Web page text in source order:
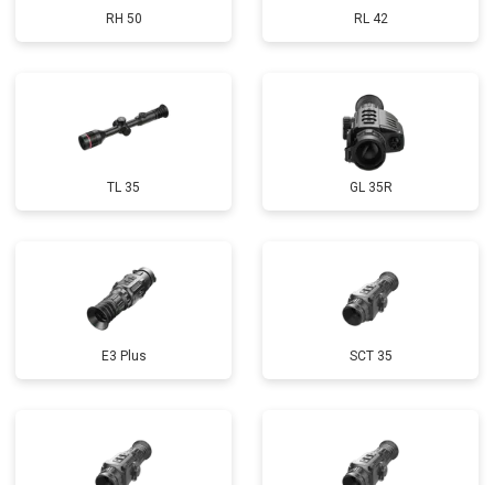
RH 50 RL 42
TL 35 GL 35R
E3 Plus SCT 35